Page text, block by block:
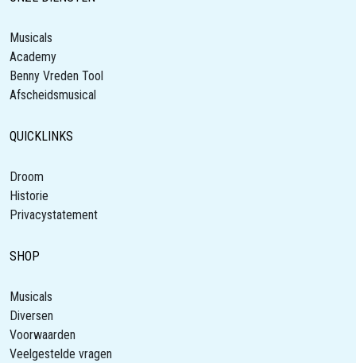
Musicals
Academy
Benny Vreden Tool
Afscheidsmusical
QUICKLINKS
Droom
Historie
Privacystatement
SHOP
Musicals
Diversen
Voorwaarden
Veelgestelde vragen